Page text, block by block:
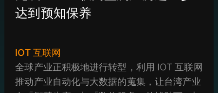
达到预知保养
IOT 互联网
全球产业正积极地进行转型，利用 IOT 互联网
推动产业自动化与大数据的蒐集，让台湾产业